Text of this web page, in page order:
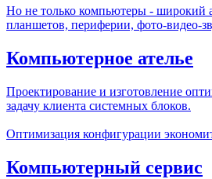
Но не только компьютеры - широкий
планшетов, периферии, фото-видео-
Компьютерное ателье
Проектирование и изготовление
задачу клиента системных блоков.
Оптимизация конфигурации
Компьютерный сервис